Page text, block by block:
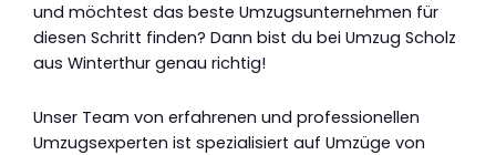
und möchtest das beste Umzugsunternehmen für
diesen Schritt finden? Dann bist du bei Umzug Scholz
aus Winterthur genau richtig!
Unser Team von erfahrenen und professionellen
Umzugsexperten ist spezialisiert auf Umzüge von